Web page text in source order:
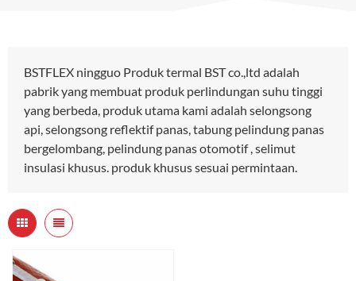
BSTFLEX ningguo Produk termal BST co.,ltd adalah
pabrik yang membuat produk perlindungan suhu tinggi
yang berbeda, produk utama kami adalah selongsong
api, selongsong reflektif panas, tabung pelindung panas
bergelombang, pelindung panas otomotif , selimut
insulasi khusus. produk khusus sesuai permintaan.